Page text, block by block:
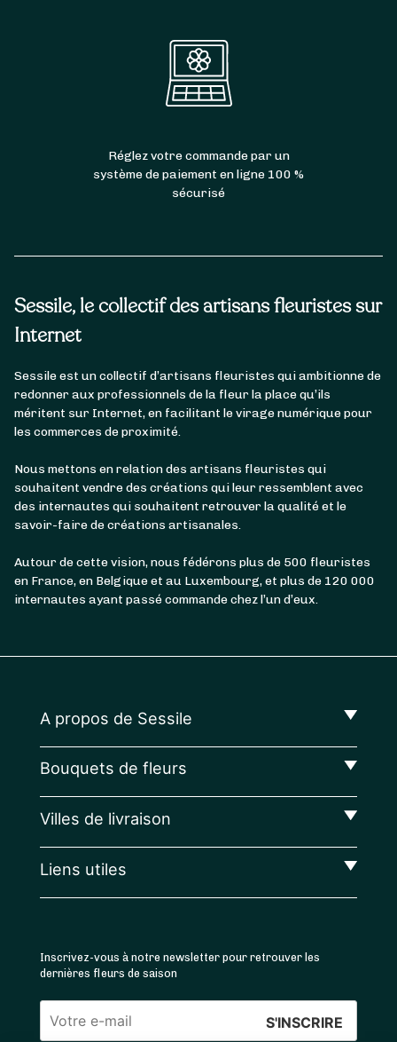
Sessile, le collectif des artisans fleuristes sur
Internet
Sessile est un collectif d’artisans fleuristes qui ambitionne de
redonner aux professionnels de la fleur la place qu’ils
méritent sur Internet, en facilitant le virage numérique pour
les commerces de proximité.
Nous mettons en relation des artisans fleuristes qui
souhaitent vendre des créations qui leur ressemblent avec
des internautes qui souhaitent retrouver la qualité et le
savoir-faire de créations artisanales.
Autour de cette vision, nous fédérons plus de 500 fleuristes
en France, en Belgique et au Luxembourg, et plus de 120 000
internautes ayant passé commande chez l’un d’eux.
Réglez votre commande par un
système de paiement en ligne 100 %
sécurisé
A propos de Sessile
Bouquets de fleurs
Villes de livraison
Liens utiles
Inscrivez-vous à notre newsletter pour retrouver les
dernières fleurs de saison